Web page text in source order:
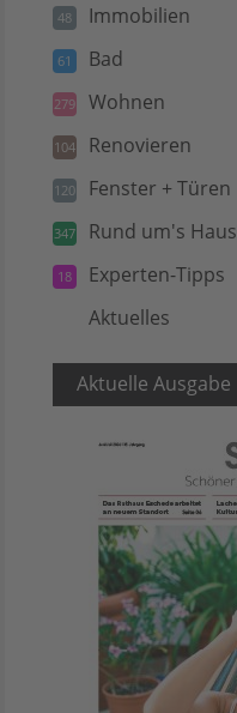
48 Immobilien
61 Bad
279 Wohnen
104 Renovieren
120 Fenster + Türen
347 Rund um's Haus
18 Experten-Tipps
Aktuelles
Aktuelle Ausgabe